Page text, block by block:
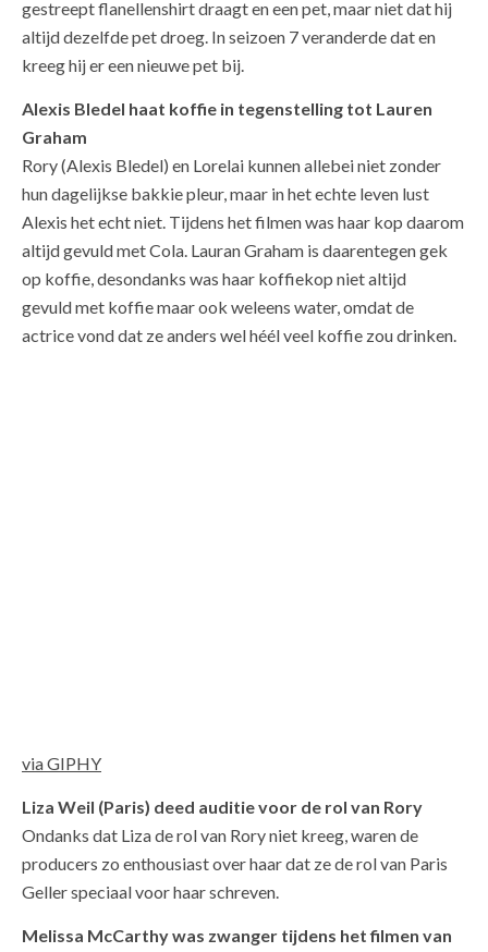
gestreept flanellenshirt draagt en een pet, maar niet dat hij
altijd dezelfde pet droeg. In seizoen 7 veranderde dat en
kreeg hij er een nieuwe pet bij.
Alexis Bledel haat koffie in tegenstelling tot Lauren
Graham
Rory (Alexis Bledel) en Lorelai kunnen allebei niet zonder
hun dagelijkse bakkie pleur, maar in het echte leven lust
Alexis het echt niet. Tijdens het filmen was haar kop daarom
altijd gevuld met Cola. Lauran Graham is daarentegen gek
op koffie, desondanks was haar koffiekop niet altijd
gevuld met koffie maar ook weleens water, omdat de
actrice vond dat ze anders wel héél veel koffie zou drinken.
via GIPHY
Liza Weil (Paris) deed auditie voor de rol van Rory
Ondanks dat Liza de rol van Rory niet kreeg, waren de
producers zo enthousiast over haar dat ze de rol van Paris
Geller speciaal voor haar schreven.
Melissa McCarthy was zwanger tijdens het filmen van